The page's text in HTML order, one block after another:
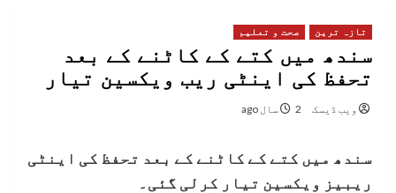
تازہ ترین صحت و تعلیم
سندھ میں کتے کے کاٹنے کے بعد
تحفظ کی اینٹی ریب ویکسین تیار
ویب ڈیسک 2 سال ago
سندھ میں کتے کے کاٹنے کے بعد تحفظ کی اینٹی
ریبیز ویکسین تیار کرلی گئی۔